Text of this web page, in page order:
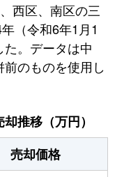
西区、南区の三
（令和6年1月1
。データは中
のものを使用し
推移（万円）
売却価格